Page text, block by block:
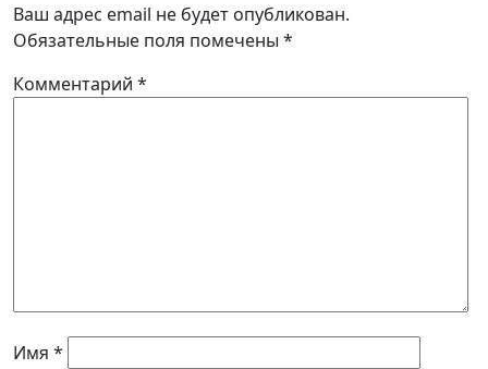
Ваш адрес email не будет опубликован.
Обязательные поля помечены *
Комментарий *
Имя *